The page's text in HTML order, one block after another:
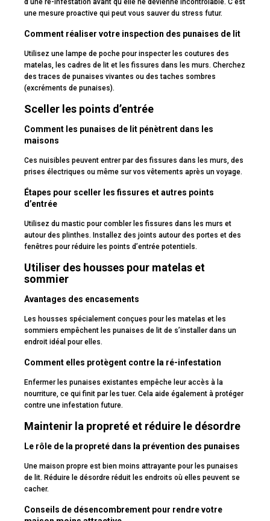
une mesure proactive qui peut vous sauver du stress futur.
Comment réaliser votre inspection des punaises de lit
Utilisez une lampe de poche pour inspecter les coutures des
matelas, les cadres de lit et les fissures dans les murs. Cherchez
des traces de punaises vivantes ou des taches sombres
(excréments de punaises).
Sceller les points d’entrée
Comment les punaises de lit pénètrent dans les
maisons
Ces nuisibles peuvent entrer par des fissures dans les murs, des
prises électriques ou même sur vos vêtements après un voyage.
Étapes pour sceller les fissures et autres points
d’entrée
Utilisez du mastic pour combler les fissures dans les murs et
autour des plinthes. Installez des joints autour des portes et des
fenêtres pour réduire les points d’entrée potentiels.
Utiliser des housses pour matelas et
sommier
Avantages des encasements
Les housses spécialement conçues pour les matelas et les
sommiers empêchent les punaises de lit de s’installer dans un
endroit idéal pour elles.
Comment elles protègent contre la ré-infestation
Enfermer les punaises existantes empêche leur accès à la
nourriture, ce qui finit par les tuer. Cela aide également à protéger
contre une infestation future.
Maintenir la propreté et réduire le désordre
Le rôle de la propreté dans la prévention des punaises
Une maison propre est bien moins attrayante pour les punaises
de lit. Réduire le désordre réduit les endroits où elles peuvent se
cacher.
Conseils de désencombrement pour rendre votre